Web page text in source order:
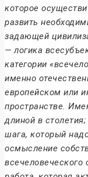
которое
развить
задающей
— логика
категории
именно
европейском или
пространстве.
длиной в
шага, который
осмысление